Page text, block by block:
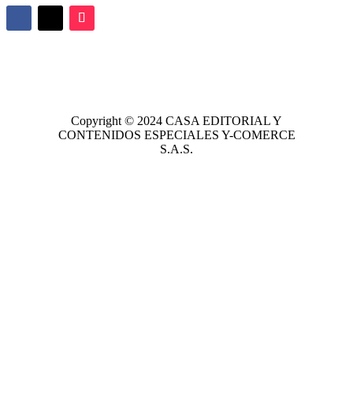
Copyright © 2024 CASA EDITORIALY
CONTENIDOS ESPECIALES Y-COMERCE
S.A.S.